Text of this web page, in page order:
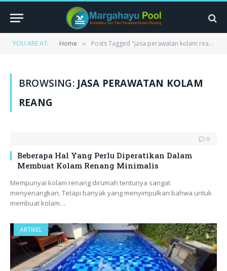
YOU ARE AT: Home » Posts Tagged "jasa perawatan kolam reang"
BROWSING: JASA PERAWATAN KOLAM
REANG
0
Beberapa Hal Yang Perlu Diperatikan Dalam
Membuat Kolam Renang Minimalis
Mempunyai kolam renang dirumah tentunya sangat
menyenangkan, Tetapi banyak yang menyimpulkan bahwa untuk
membuat kolam…
ARTIKEL